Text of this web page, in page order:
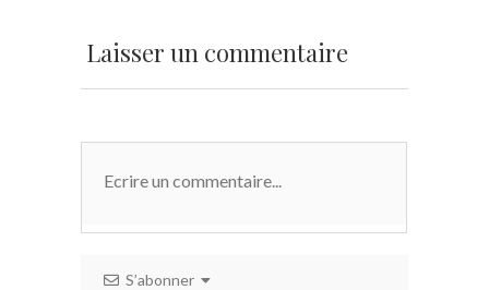
Laisser un commentaire
S’abonner